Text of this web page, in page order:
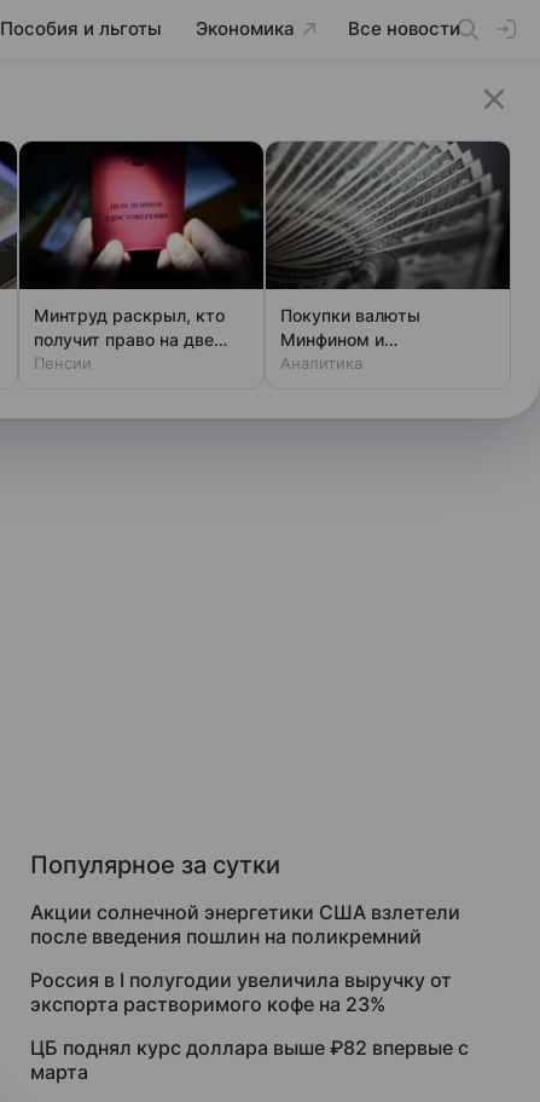
Пособия и льготы Экономика Все новости
Популярное за сутки
Акции солнечной энергетики США взлетели
после введения пошлин на поликремний
Россия в I полугодии увеличила выручку от
экспорта растворимого кофе на 23%
ЦБ поднял курс доллара выше ₽82 впервые с
марта
Минтруд раскрыл, кто
получит право на две
пенсии
Пенсии
Покупки валюты
Минфином и
спекулянтами разогнали
Аналитика